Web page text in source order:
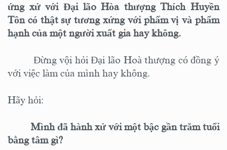
ứng xử với Đại lão Hòa thượng Thích Huyền
Tôn có thật sự tương xứng với phẩm vị và phẩm
hạnhcủa một người xuất gia hay không.
Đừng vội hỏi Đại lão Hoà thượng có đồng ý
với việc làm của mình hay không.
Hãy hỏi:
Mình đã hànhxửvới một bậc gần trăm tuổi
bằng tâm gì?